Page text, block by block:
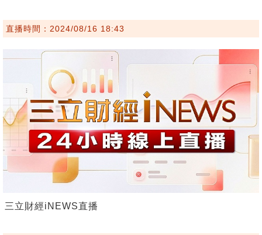
直播時間：2024/08/16 18:43
三立財經iNEWS直播